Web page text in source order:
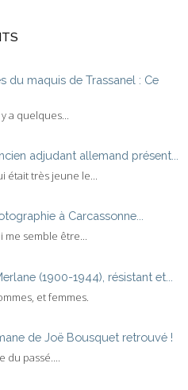
du maquis de Trassanel : Ce
a quelques...
adjudant allemand présent...
était très jeune le...
à Carcassonne...
me semble être...
(1900-1944), résistant et...
et femmes.
de Joë Bousquet retrouvé !
du passé....